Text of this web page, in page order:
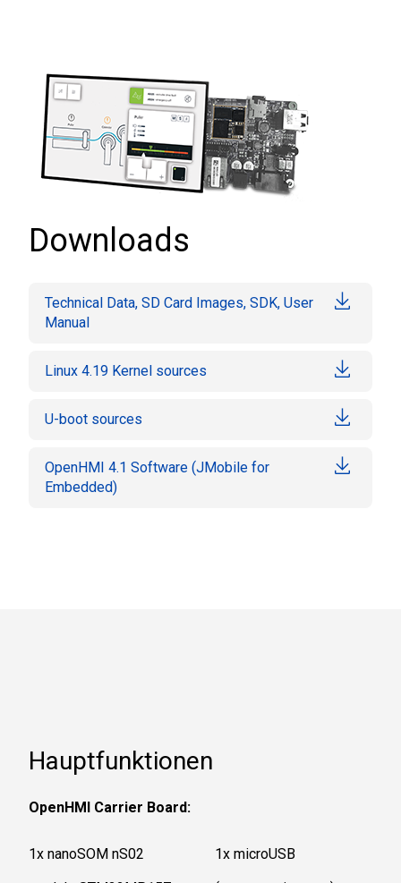
Downloads
Technical Data, SD Card Images, SDK, User
Manual
Linux 4.19 Kernel sources
U-boot sources
OpenHMI 4.1 Software (JMobile for
Embedded)
Hauptfunktionen
OpenHMI Carrier Board:
1x nanoSOM nS02
1x microUSB